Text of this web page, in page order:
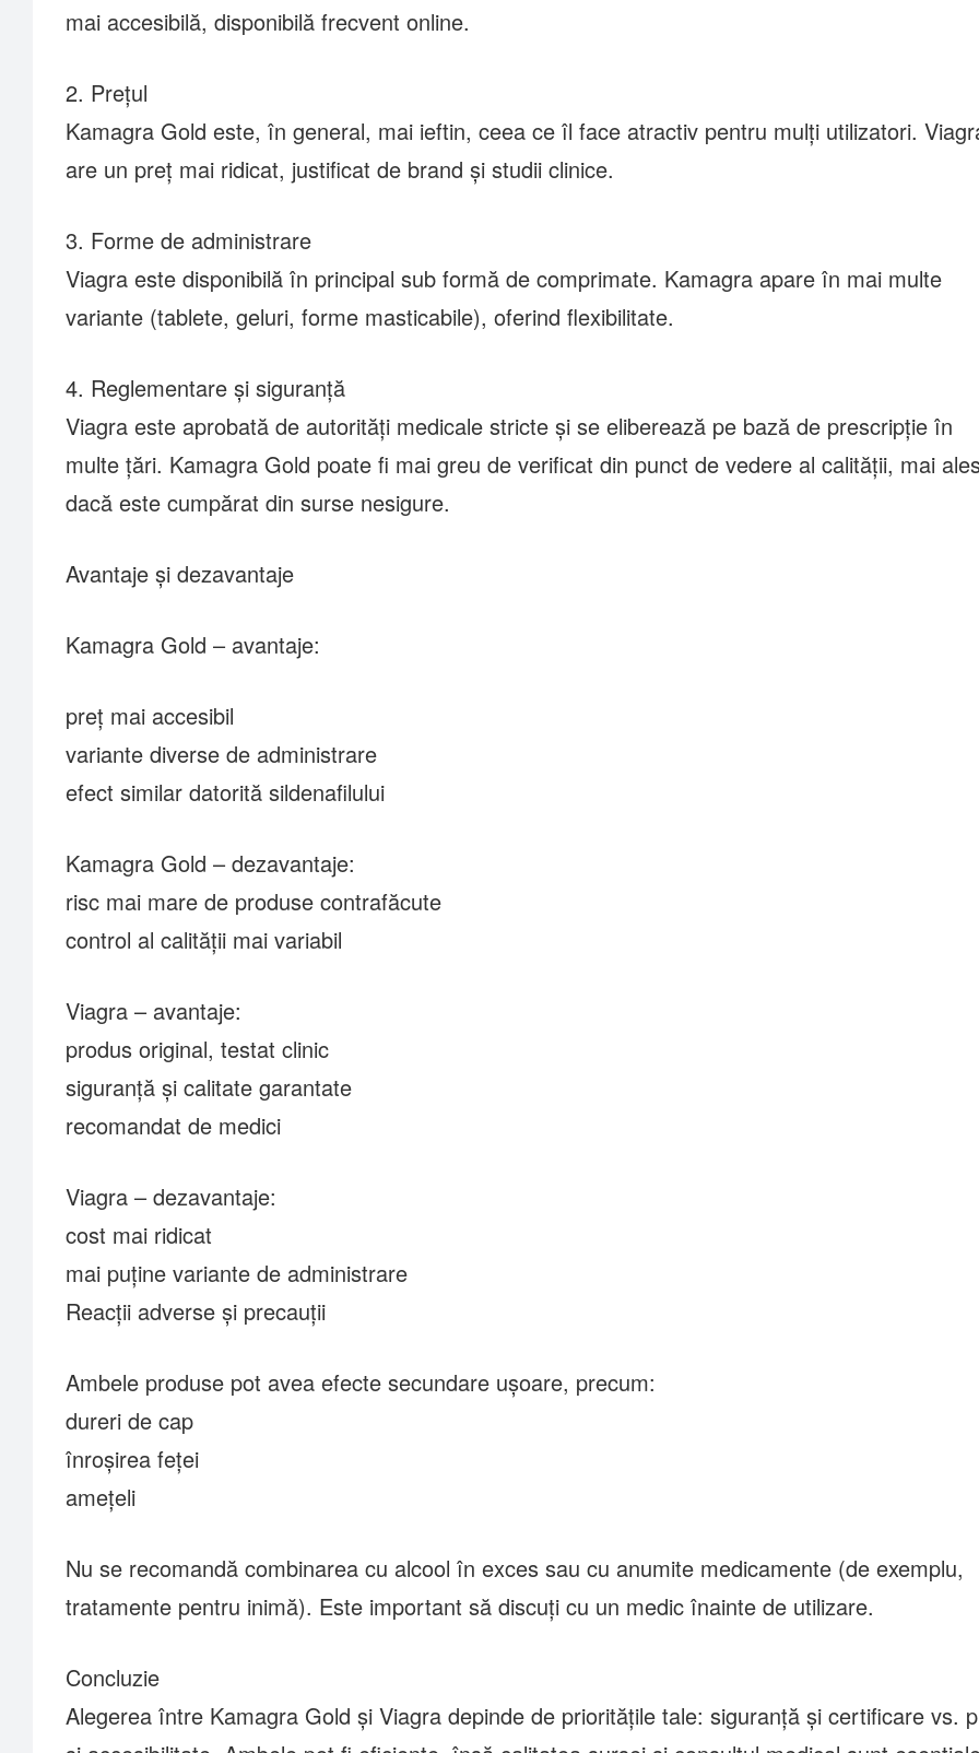
mai accesibilă, disponibilă frecvent online.
2. Prețul
Kamagra Gold este, în general, mai ieftin, ceea ce îl face atractiv pentru mulți utilizatori.
are un preț mai ridicat, justificat de brand și studii clinice.
3. Forme de administrare
Viagra este disponibilă în principal sub formă de comprimate. Kamagra apare în mai multe
variante (tablete, geluri, forme masticabile), oferind flexibilitate.
4. Reglementare și siguranță
Viagra este aprobată de autorități medicale stricte și se eliberează pe bază de prescripție în
multe țări. Kamagra Gold poate fi mai greu de verificat din punct de vedere al calității, mai
dacă este cumpărat din surse nesigure.
Avantaje și dezavantaje
Kamagra Gold – avantaje:
preț mai accesibil
variante diverse de administrare
efect similar datorită sildenafilului
Kamagra Gold – dezavantaje:
risc mai mare de produse contrafăcute
control al calității mai variabil
Viagra – avantaje:
produs original, testat clinic
siguranță și calitate garantate
recomandat de medici
Viagra – dezavantaje:
cost mai ridicat
mai puține variante de administrare
Reacții adverse și precauții
Ambele produse pot avea efecte secundare ușoare, precum:
dureri de cap
înroșirea feței
amețeli
Nu se recomandă combinarea cu alcool în exces sau cu anumite medicamente (de exemplu,
tratamente pentru inimă). Este important să discuți cu un medic înainte de utilizare.
Concluzie
Alegerea între Kamagra Gold și Viagra depinde de prioritățile tale: siguranță și certificare vs.